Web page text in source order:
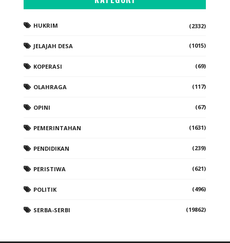
HUKRIM (2332)
JELAJAH DESA (1015)
KOPERASI (69)
OLAHRAGA (117)
OPINI (67)
PEMERINTAHAN (1631)
PENDIDIKAN (239)
PERISTIWA (621)
POLITIK (496)
SERBA-SERBI (19862)